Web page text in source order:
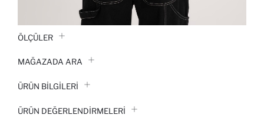
ÖLÇÜLER
MAĞAZADA ARA
ÜRÜN BILGILERI
ÜRÜN DEĞERLENDİRMELERİ